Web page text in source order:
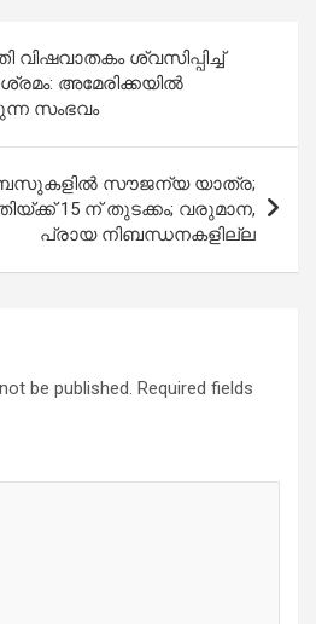
വിഷവാതകം ശ്വസിപ്പിച്ച്
അമേരിക്കയിൽ
സംഭവം
ബസുകളില്‍ സൗജന്യ യാത്ര;
15 ന് തുടക്കം; വരുമാന,
പ്രായ നിബന്ധനകളില്ല
be published. Required fields